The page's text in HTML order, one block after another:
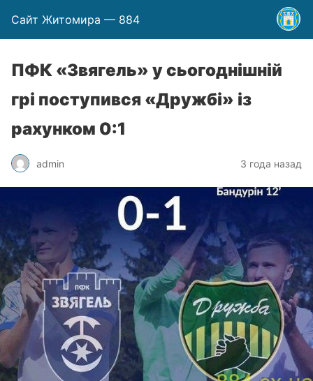
Сайт Житомира — 884
ПФК «Звягель» у сьогоднішній
грі поступився «Дружбі» із
рахунком 0:1
admin 3 года назад